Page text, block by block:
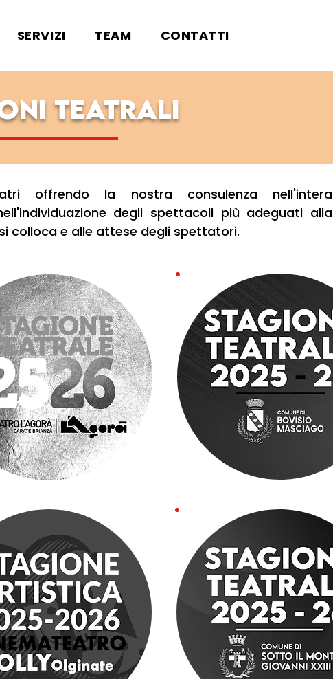
SERVIZI TEAM CONTATTI
teatrali
offrendo la nostra consulenza nell'intera
degli spettacoli più adeguati alla
colloca e alle attese degli spettatori.